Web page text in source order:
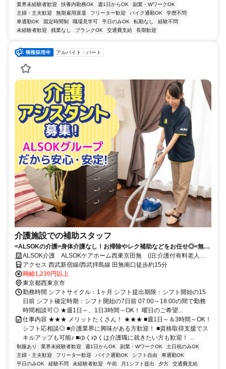
業界未経験者歓迎 扶養内勤務OK 週1日からOK
副業・WワークOK
主婦・主夫歓迎
無期雇用派遣 フリーター歓迎 バイク通勤OK
学歴不問
車通勤OK
固定時間制 職場見学可 平日のみOK 転勤なし
経験不問
未経験者歓迎
残業なし ブランクOK 交通費支給 長期歓迎
アルバイト・パート
介護施設での補助スタッフ
<ALSOKの介護>身体介護なし！お掃除やレク補助などをお任せ◎<無資
格・未経験OK>
ALSOK介護 ALSOKケアホーム西東京田無 (旧:介護付有料老人ホ
ームすこや家・西東京)
アクセス 西武新宿線/西武拝島線 田無南口徒歩約15分
時給1,230円以上
東京都西東京市
勤務時間 シフトサイクル：1ヶ月 シフト提出期限：シフト開始の15
日前 シフト確定時期：シフト開始の7日前 07:00～18:00の間で勤務
時間相談可◎ ★週1日～、1日3時間～OK！ 曜日のご希望...
仕事内容 ★★★ メリットたくさん！ ★★★ ■週1日～＆3時間～OK！
シフト応相談◎ ■介護業界に興味がある方歓迎！ ■資格取得支援でス
キルアップも可能♪ ■ゆくゆくは介護職に就きたい方も歓迎！ ...
制服あり 業界未経験者歓迎 週1日からOK 副業・WワークOK
土日祝のみOK
主婦・主夫歓迎
フリーター歓迎 バイク通勤OK シフト自由
車通勤OK
平日のみOK
経験不問 未経験者歓迎 午前 月1シフト提出 夕方
交通費支給